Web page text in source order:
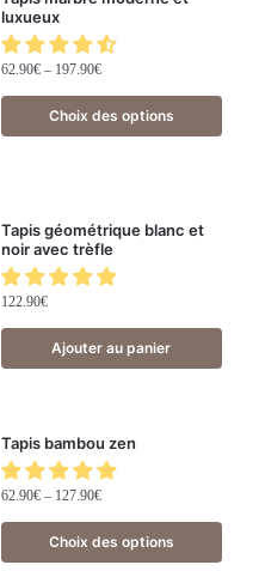
luxueux
62.90€– 197.90€
Choix des options
Tapis géométrique blanc et
noir avec trèfle
122.90€
Ajouter au panier
Tapis bambou zen
62.90€– 127.90€
Choix des options